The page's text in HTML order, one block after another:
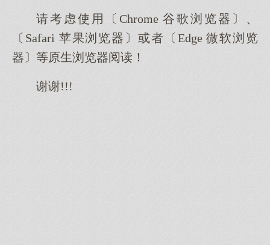
请考虑使用〔Chrome 谷歌浏览器〕、
〔Safari 苹果浏览器〕或者〔Edge 微软浏览
器〕等原生浏览器阅读！
谢谢!!!